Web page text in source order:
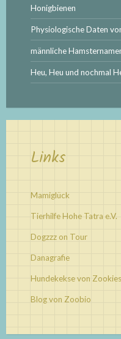
Honigbienen
Physiologische Daten
männliche
Heu, Heu und nochmal
Links
Mamiglück
Tierhilfe Hohe Tatra e.V.
Dogzzz on Tour
Danagrafie
Hundekekse von Zookies
Blog von Zoobio